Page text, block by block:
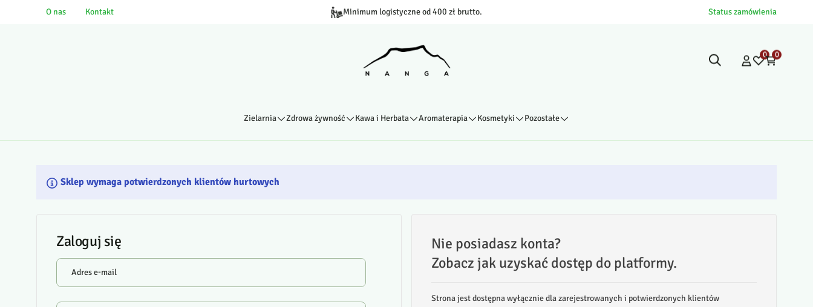
O nas Kontakt Minimum logistyczne od 400 zł brutto. Status zamówienia
0 0
Zielarnia Zdrowa żywność Kawa i Herbata Aromaterapia Kosmetyki Pozostałe
Sklep wymaga potwierdzonych klientów hurtowych
Zaloguj się
Adres e-mail
Nie posiadasz konta?
Zobacz jak uzyskać dostęp do platformy.
Strona jest dostępna wyłącznie dla zarejestrowanych i potwierdzonych klientów